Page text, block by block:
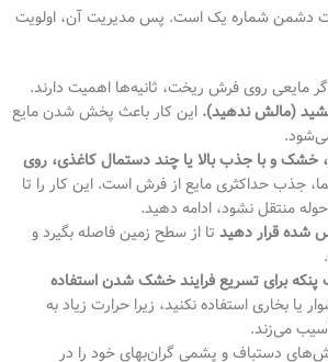
دشمن شماره یک است. پس مدیریت آن، اولویت
مایعی روی فرش ریخت، ثانیه‌ها اهمیت دارند.
(مالش ندهید). این کار باعث پخش شدن مایع
خشک و با جذب بالا یا چند دستمال کاغذی، روی
جذب حداکثری مایع از فرش است. این کار را تا
منتقل نشود، ادامه دهید.
قرار دهید تا از سطح زمین فاصله بگیرد و
پنکه برای تسریع فرایند خشک شدن استفاده
یا بخاری استفاده نکنید، زیرا حرارت زیاد به
می‌زند.
دستباف و پشمی گران‌بهای خود را در